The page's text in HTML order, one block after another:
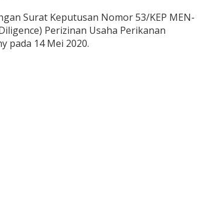
Surat Keputusan Nomor 53/KEP MEN-
Perizinan Usaha Perikanan
pada 14 Mei 2020.